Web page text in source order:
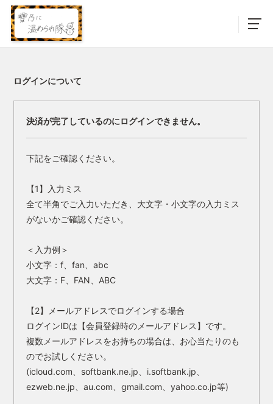
ログインについて
決済が完了しているのにログインできません。
下記をご確認ください。
【1】入力ミス
全て半角でご入力いただき、大文字・小文字の入力ミス
がないかご確認ください。
＜入力例＞
小文字：f、fan、abc
大文字：F、FAN、ABC
【2】メールアドレスでログインする場合
ログインIDは【会員登録時のメールアドレス】です。
複数メールアドレスをお持ちの場合は、お心当たりのも
のでお試しください。
(icloud.com、softbank.ne.jp、i.softbank.jp、
ezweb.ne.jp、au.com、gmail.com、yahoo.co.jp等)